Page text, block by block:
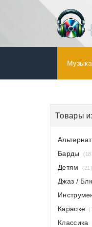
Музыка
Товары
Барды
Детям (21)
Джаз /
Караоке
Классика